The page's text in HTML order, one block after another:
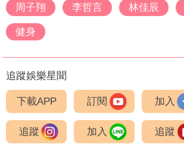
周子翔 李哲言 林佳辰
健身
追蹤娛樂星聞
下載APP 訂閱 加入
追蹤 加入 追蹤